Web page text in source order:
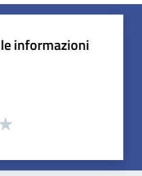
informazioni